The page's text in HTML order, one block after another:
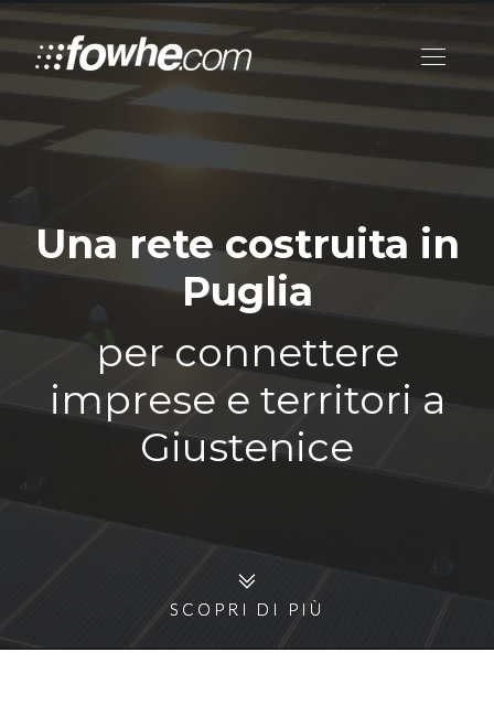
Una rete costruita in
Puglia
per connettere
imprese e territori a
Giustenice
SCOPRI DI PIÙ
SCOPRI DI PIÙ